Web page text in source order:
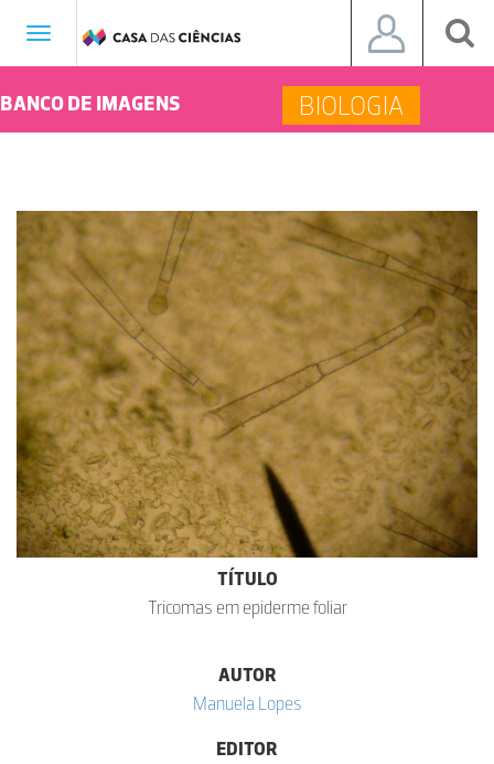
Toggle
BANCO DE IMAGENS BIOLOGIA
TÍTULO
Tricomas em epiderme foliar
AUTOR
Manuela Lopes
EDITOR